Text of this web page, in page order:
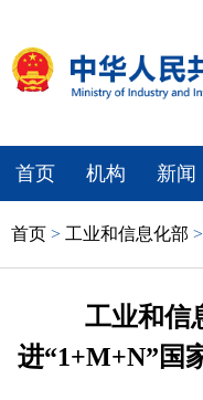
首页 机构 新闻
首页 > 工业和信息化部 >
工业和信
进“1+M+N”国